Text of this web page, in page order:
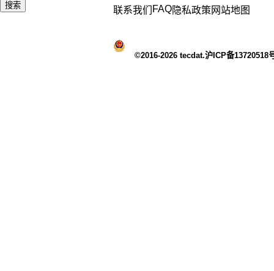
搜索 联系我们 FAQ隐私政策 网站地图
©2016-2026 tecdat.沪ICP备13720518